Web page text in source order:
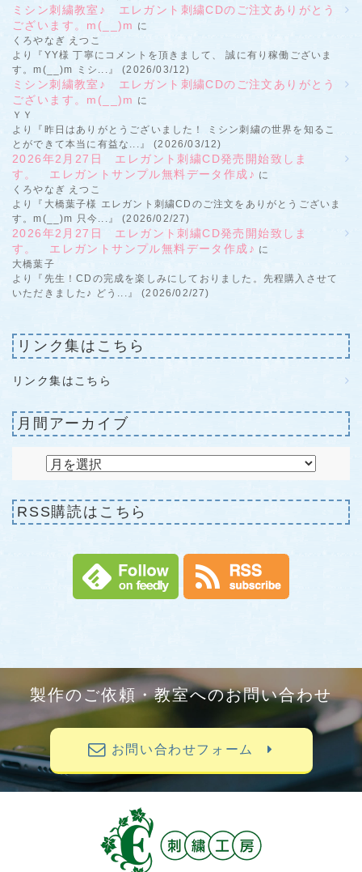
ミシン刺繍教室♪ エレガント刺繍CDのご注文ありがとう
ございます。m(__)m に
くろやなぎ えつこ
より『YY様 丁寧にコメントを頂きまして、 誠に有り稼働ございま
す。m(__)m ミシ...』 (2026/03/12)
ミシン刺繍教室♪ エレガント刺繍CDのご注文ありがとう
ございます。m(__)m に
ＹＹ
より『昨日はありがとうございました！ ミシン刺繍の世界を知るこ
とができて本当に有益な...』 (2026/03/12)
2026年2月27日 エレガント刺繍CD発売開始致しま
す。 エレガントサンプル無料データ作成♪ に
くろやなぎ えつこ
より『大橋葉子様 エレガント刺繍CDのご注文をありがとうございま
す。m(__)m 只今...』 (2026/02/27)
2026年2月27日 エレガント刺繍CD発売開始致しま
す。 エレガントサンプル無料データ作成♪ に
大橋葉子
より『先生！CDの完成を楽しみにしておりました。先程購入させて
いただきました♪ どう...』 (2026/02/27)
リンク集はこちら
リンク集はこちら
月間アーカイブ
RSS購読はこちら
製作のご依頼・教室へのお問い合わせ
お問い合わせフォーム